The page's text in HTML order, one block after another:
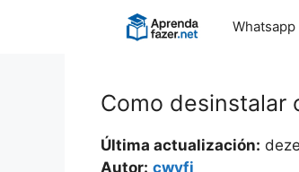
Whatsapp
Como desinstalar
Última actualización:
Autor: cwyfi